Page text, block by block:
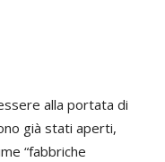
alla portata di
già stati aperti,
“fabbriche